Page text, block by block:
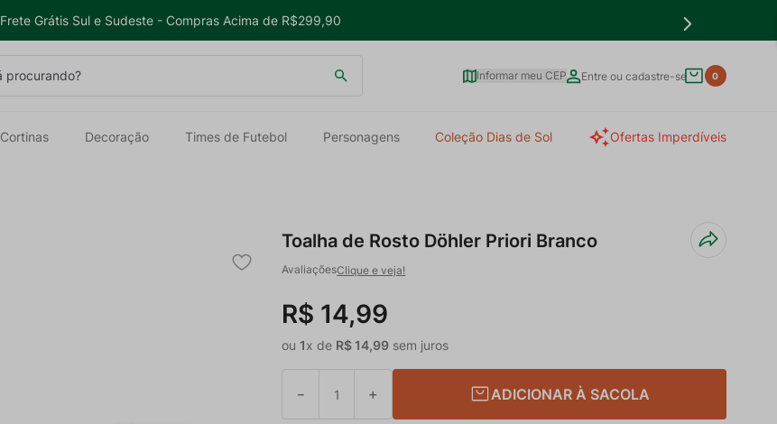
Frete Grátis Sul e Sudeste - Compras Acima de R$299,90
Informar meu CEP Entre ou cadastre-se 0
Cortinas Decoração Times de Futebol Personagens Coleção Dias de Sol Ofertas Imperdíveis
Toalha de Rosto Döhler Priori Branco
Clique e veja!
R$ 14,99
ou1x de R$14,99 sem juros
＋
－ ADICIONAR À SACOLA